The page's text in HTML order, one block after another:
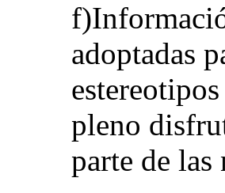
adoptadas
pleno
parte de las